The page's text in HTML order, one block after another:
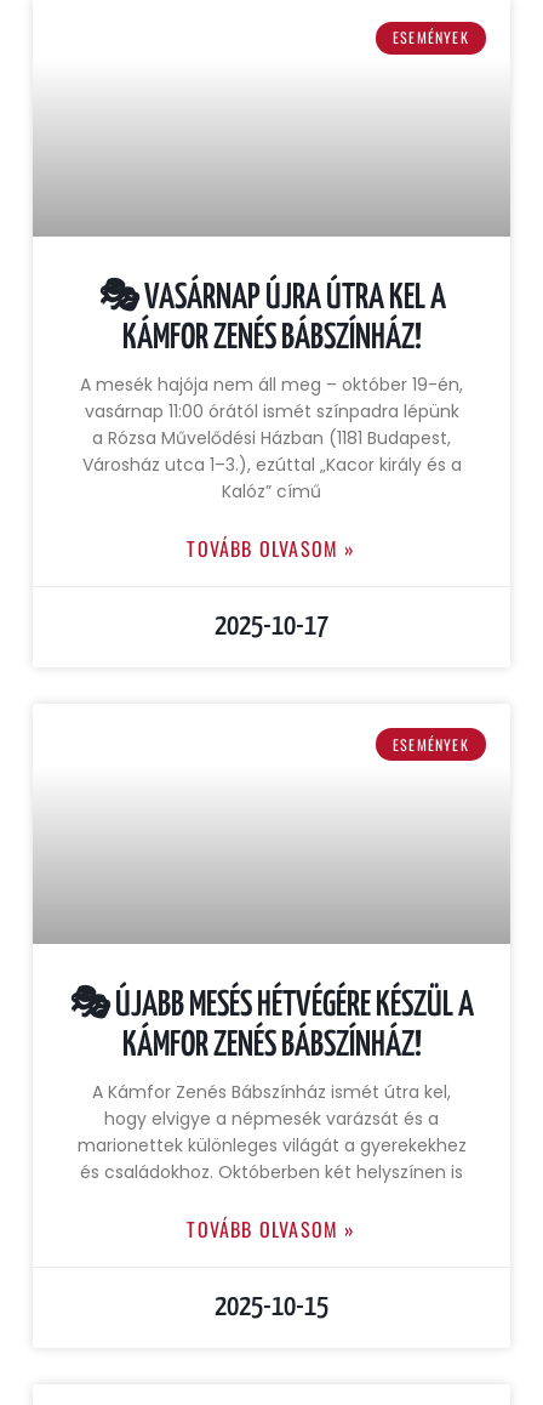
ESEMÉNYEK
🎭 VASÁRNAP ÚJRA ÚTRA KEL A
KÁMFOR ZENÉS BÁBSZÍNHÁZ!
A mesék hajója nem áll meg – október 19-én,
vasárnap 11:00 órától ismét színpadra lépünk
a Rózsa Művelődési Házban (1181 Budapest,
Városház utca 1–3.), ezúttal „Kacor király és a
Kalóz” című
TOVÁBB OLVASOM »
2025-10-17
ESEMÉNYEK
🎭 ÚJABB MESÉS HÉTVÉGÉRE KÉSZÜL A
KÁMFOR ZENÉS BÁBSZÍNHÁZ!
A Kámfor Zenés Bábszínház ismét útra kel,
hogy elvigye a népmesék varázsát és a
marionettek különleges világát a gyerekekhez
és családokhoz. Októberben két helyszínen is
TOVÁBB OLVASOM »
2025-10-15